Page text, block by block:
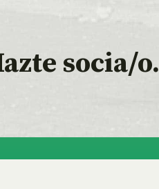
socia/o.